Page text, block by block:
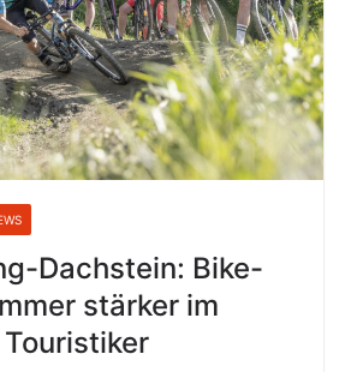
Dachstein: Bike-
stärker im